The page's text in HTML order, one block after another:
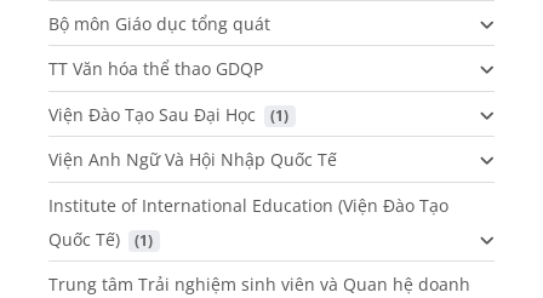
Bộ môn Giáo dục tổng quát
TT Văn hóa thể thao GDQP
Viện Đào Tạo Sau Đại Học
(1)
Viện Anh Ngữ Và Hội Nhập Quốc Tế
Institute of International Education (Viện Đào Tạo
Quốc Tế)
(1)
Trung tâm Trải nghiệm sinh viên và Quan hệ doanh